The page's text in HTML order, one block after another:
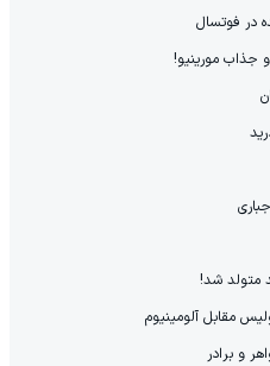
در فوتسال
جذاب مورینیو!
متولد شد!
مقابل آلومینیوم
و برادر